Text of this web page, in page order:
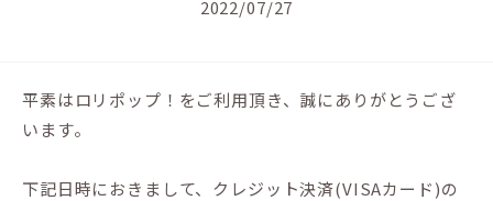
2022/07/27
平素はロリポップ！をご利用頂き、誠にありがとうござ
います。
下記日時におきまして、クレジット決済(VISAカード)の